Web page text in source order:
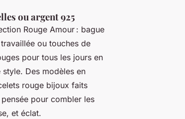
ou argent 925
Rouge Amour : bague
ou touches de
pour tous les jours en
Des modèles en
rouge bijoux faits
pour combler les
et éclat.